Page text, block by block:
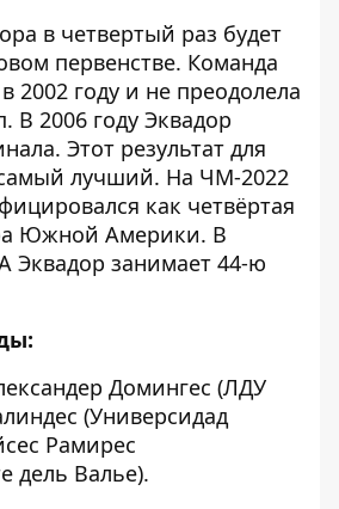
в четвертый раз будет
первенстве. Команда
2002 году и не преодолела
В 2006 году Эквадор
Этот результат для
лучший. На ЧМ-2022
как четвёртая
Южной Америки. В
Эквадор занимает 44-ю
Домингес (ЛДУ
(Универсидад
Рамирес
дель Валье).